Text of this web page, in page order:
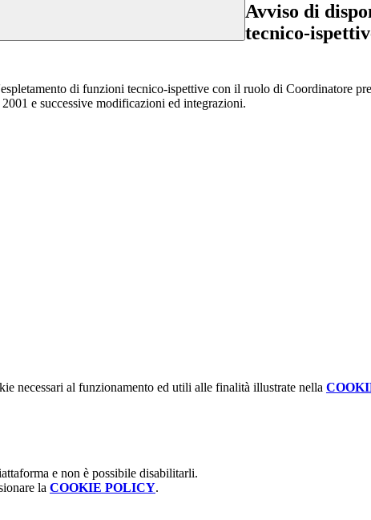
Avviso di
tecnico-
di funzioni tecnico-ispettive con il ruolo di Coordinatore
e successive modificazioni ed integrazioni.
necessari al funzionamento ed utili alle finalità illustrate nella
e non è possibile disabilitarli.
la COOKIE POLICY.